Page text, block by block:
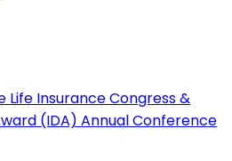
Life Insurance Congress &
(IDA) Annual Conference